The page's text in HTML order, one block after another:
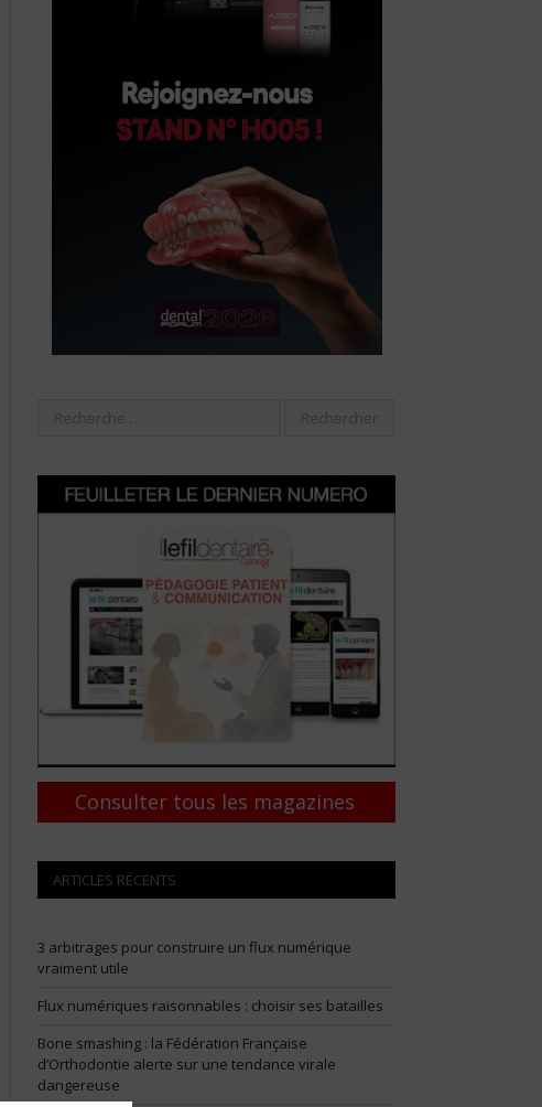
Consulter tous les magazines
ARTICLES RÉCENTS
3 arbitrages pour construire un flux numérique
vraiment utile
Flux numériques raisonnables : choisir ses batailles
Bone smashing : la Fédération Française
d’Orthodontie alerte sur une tendance virale
dangereuse